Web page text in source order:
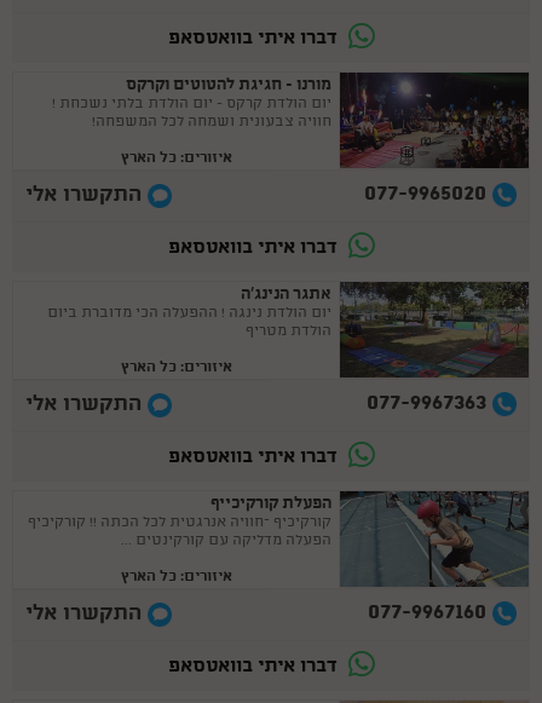
דברו איתי בוואטסאפ
מורנו - חגיגת להטוטים וקרקס
יום הולדת קרקס - יום הולדת בלתי נשכחת !
חוויה צבעונית ושמחה לכל המשפחה!
איזורים: כל הארץ
077-9965020 התקשרו אלי
דברו איתי בוואטסאפ
אתגר הנינג'ה
יום הולדת נינגה ! ההפעלה הכי מדוברת ביום
הולדת מטריף
איזורים: כל הארץ
077-9967363 התקשרו אלי
דברו איתי בוואטסאפ
הפעלת קורקיכייף
קורקיכיף –חוויה אנרגטית לכל הכתה !! קורקיכיף
הפעלה מדליקה עם קורקינטים ...
איזורים: כל הארץ
077-9967160 התקשרו אלי
דברו איתי בוואטסאפ